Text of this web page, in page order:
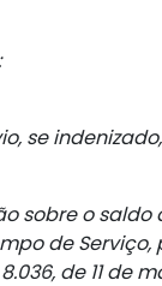
se
sobre o saldo
de Serviço,
de 11 de